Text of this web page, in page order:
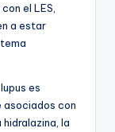
el LES,
a estar
es
asociados con
hidralazina, la